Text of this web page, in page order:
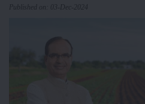
Published on: 03-Dec-2024